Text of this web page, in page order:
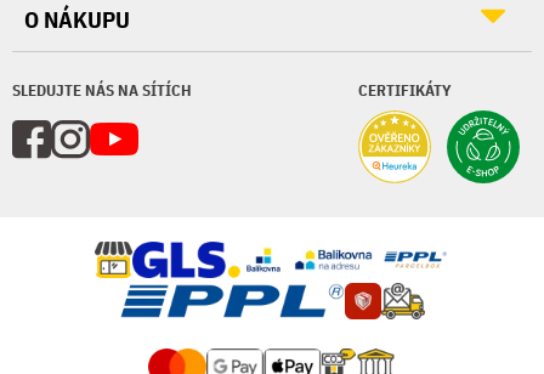
SLEDUJTE NÁS NA SÍTÍCH CERTIFIKÁTY
O NÁKUPU